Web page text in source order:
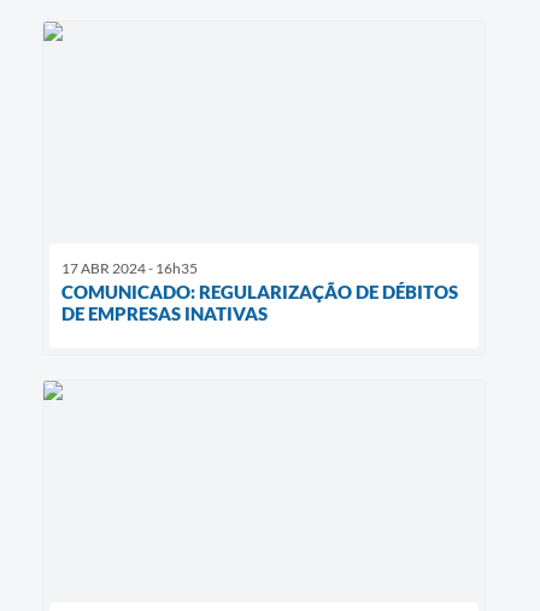
17 ABR 2024 - 16h35
COMUNICADO: REGULARIZAÇÃO DE DÉBITOS
DE EMPRESAS INATIVAS